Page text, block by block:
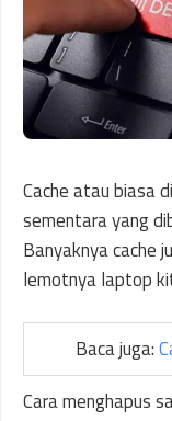
Cache atau biasa
sementara yang
Banyaknya cache
lemotnya laptop
Baca juga:
Cara menghapus